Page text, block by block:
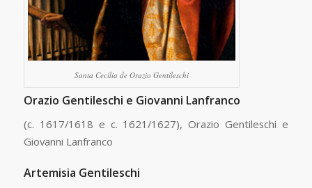
Santa Cecília de Orazio Gentileschi
Orazio Gentileschi e Giovanni Lanfranco
(c. 1617/1618 e c. 1621/1627), Orazio Gentileschi e
Giovanni Lanfranco
Artemisia Gentileschi